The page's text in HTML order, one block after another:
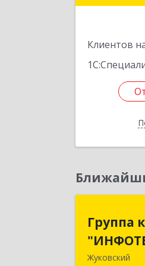
Клиентов
Группа
Жуковский
140180,